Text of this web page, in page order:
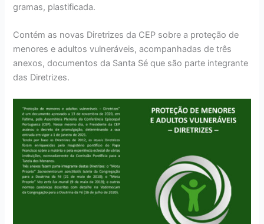
gramas, plastificada.
Contém as novas Diretrizes da CEP sobre a proteção de
menores e adultos vulneráveis, acompanhadas de três
anexos, documentos da Santa Sé que são parte integrante
das Diretrizes.